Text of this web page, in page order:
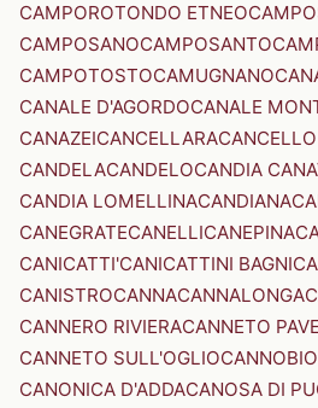
CAMPOROTONDO ETNEO
CAMPOSANOCAMPOSANTO
CAMPOTOSTOCAMUGNANO
CANALE D'AGORDOCANALE
CANAZEICANCELLARA
CANDELACANDELOCANDIA
CANDIA LOMELLINACANDIANA
CANEGRATECANELLICANEPINA
CANICATTI'CANICATTINI BAGNI
CANISTROCANNACANNALONGA
CANNERO RIVIERACANNETO
CANNETO SULL'OGLIOCANNOBIO
CANONICA D'ADDACANOSA DI